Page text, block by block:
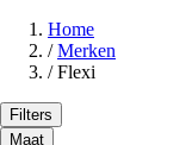
Home
/ Merken
/ Flexi
Filters
Maat